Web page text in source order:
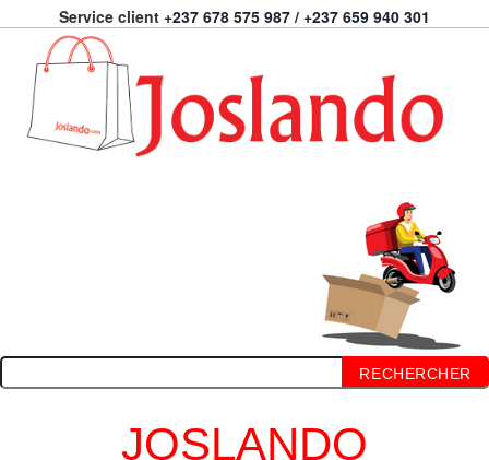
Service client +237 678 575 987 / +237 659 940 301
RECHERCHER
JOSLANDO